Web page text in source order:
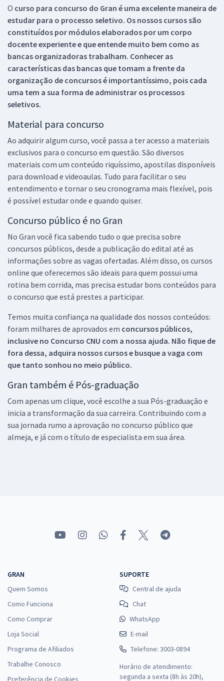
O curso para concurso do Gran é uma excelente maneira de
estudar para o processo seletivo. Os nossos cursos são
constituídos por módulos elaborados por um corpo
docente experiente e que entende muito bem como as
bancas organizadoras trabalham. Conhecer as
características das bancas que tomam a frente da
organização de concursos é importantíssimo, pois cada
uma tem a sua forma de administrar os processos
seletivos.
Material para concurso
Ao adquirir algum curso, você passa a ter acesso a materiais
exclusivos para o concurso em questão. São diversos
materiais com um conteúdo riquíssimo, apostilas disponíveis
para download e videoaulas. Tudo para facilitar o seu
entendimento e tornar o seu cronograma mais flexível, pois
é possível estudar onde e quando quiser.
Concurso público é no Gran
No Gran você fica sabendo tudo o que precisa sobre
concursos públicos, desde a publicação do edital até as
informações sobre as vagas ofertadas. Além disso, os cursos
online que oferecemos são ideais para quem possui uma
rotina bem corrida, mas precisa estudar bons conteúdos para
o concurso que está prestes a participar.
Temos muita confiança na qualidade dos nossos conteúdos:
foram milhares de aprovados em concursos públicos,
inclusive no Concurso CNU com a nossa ajuda. Não fique de
fora dessa, adquira nossos cursos e busque a vaga com
que tanto sonhou no meio público.
Gran também é Pós-graduação
Com apenas um clique, você escolhe a sua Pós-graduação e
inicia a transformação da sua carreira. Contribuindo com a
sua jornada rumo a aprovação no concurso público que
almeja, e já com o título de especialista em sua área.
GRAN
Quem Somos
Como Funciona
Como Comprar
Loja Social
Programa de Afiliados
Trabalhe Conosco
Preferência de Cookies
SUPORTE
Central de ajuda
Chat
WhatsApp
E-mail
Telefone: 3003-0894
Horário de atendimento:
segunda a sexta (8h às 20h),